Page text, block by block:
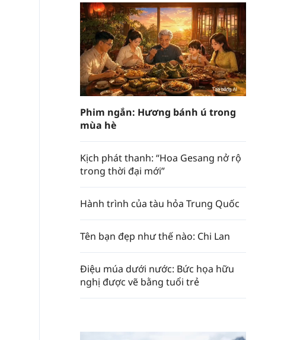
Phim ngắn: Hương bánh ú trong
mùa hè
Kịch phát thanh: “Hoa Gesang nở rộ
trong thời đại mới”
Hành trình của tàu hỏa Trung Quốc
Tên bạn đẹp như thế nào: Chi Lan
Điệu múa dưới nước: Bức họa hữu
nghị được vẽ bằng tuổi trẻ